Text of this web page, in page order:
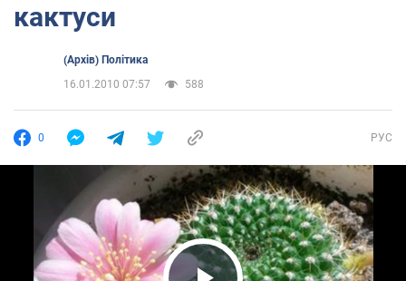
кактуси
(Архів) Політика
16.01.2010 07:57
588
0 РУС